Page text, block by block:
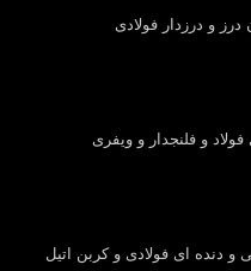
درز و درزدار فولادی
و فلنجدار و ویفری
و دنده ای فولادی و کربن اتیل